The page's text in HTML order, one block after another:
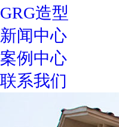
GRG造型
新闻中心
案例中心
联系我们